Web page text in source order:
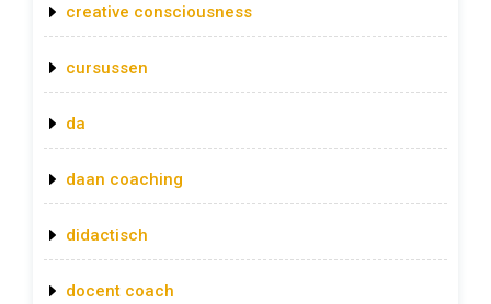
creative consciousness
cursussen
da
daan coaching
didactisch
docent coach